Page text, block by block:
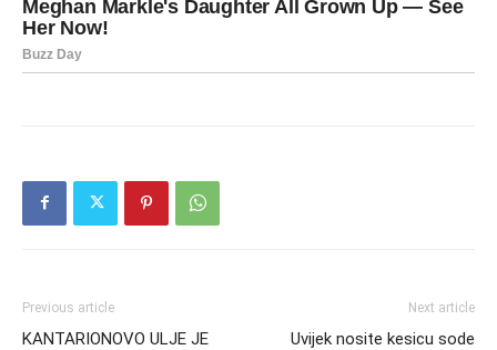
Previous article
KANTARIONOVO ULJE JE
Next article
Uvijek nosite kesicu sode